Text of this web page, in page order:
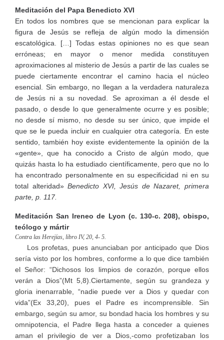
Meditación del Papa Benedicto XVI
En todos los nombres que se mencionan para explicar la
figura de Jesús se refleja de algún modo la dimensión
escatológica. […] Todas estas opiniones no es que sean
erróneas; en mayor o menor medida constituyen
aproximaciones al misterio de Jesús a partir de las cuales se
puede ciertamente encontrar el camino hacia el núcleo
esencial. Sin embargo, no llegan a la verdadera naturaleza
de Jesús ni a su novedad. Se aproximan a él desde el
pasado, o desde lo que generalmente ocurre y es posible;
no desde sí mismo, no desde su ser único, que impide el
que se le pueda incluir en cualquier otra categoría. En este
sentido, también hoy existe evidentemente la opinión de la
«gente», que ha conocido a Cristo de algún modo, que
quizás hasta lo ha estudiado científicamente, pero que no lo
ha encontrado personalmente en su especificidad ni en su
total alteridad»Benedicto XVI, Jesús de Nazaret, primera
parte, p. 117.
Meditación San Ireneo de Lyon (c. 130-c. 208), obispo,
teólogo y mártir
Contra las Herejías, libro IV, 20, 4- 5.
Los profetas, pues anunciaban por anticipado que Dios
sería visto por los hombres, conforme a lo que dice también
el Señor: “Dichosos los limpios de corazón, porque ellos
verán a Dios”(Mt 5,8).Ciertamente, según su grandeza y
gloria inenarrable, “nadie puede ver a Dios y quedar con
vida”(Ex 33,20), pues el Padre es incomprensible. Sin
embargo, según su amor, su bondad hacia los hombres y su
omnipotencia, el Padre llega hasta a conceder a quienes
aman el privilegio de ver a Dios,-como profetizaban los